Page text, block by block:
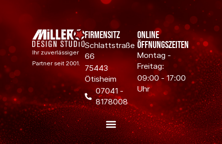
Ihr zuverlässiger
Partner seit 2001.
Firmensitz
Schlattstraße
66
75443
Ötisheim
07041 -
8178008
Online
Öffnungszeiten
Montag -
Freitag:
09:00 - 17:00
Uhr